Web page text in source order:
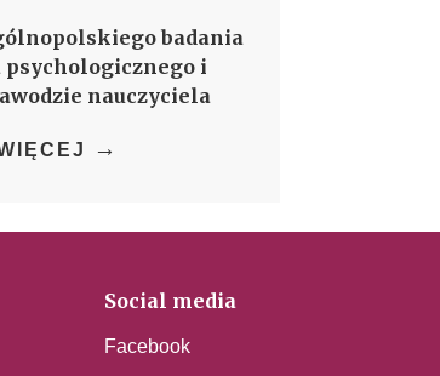
badania
psychologicznego i
nauczyciela
→
Social media
Facebook